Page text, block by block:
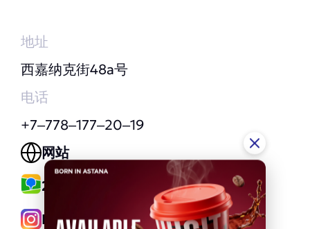
地址
西嘉纳克街48a号
电话
+7‒778‒177‒20‒19
网站
2GIS 网站
Instagram